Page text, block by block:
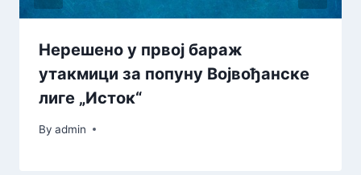
Нерешено у првој бараж
утакмици за попуну Војвођанске
лиге „Исток“
By admin